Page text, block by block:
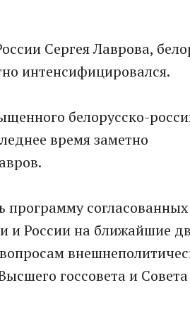
Сергея Лаврова,
интенсифицировался.
белорусско-
время заметно
программу согласованных
и России на ближайшие
госсовета и